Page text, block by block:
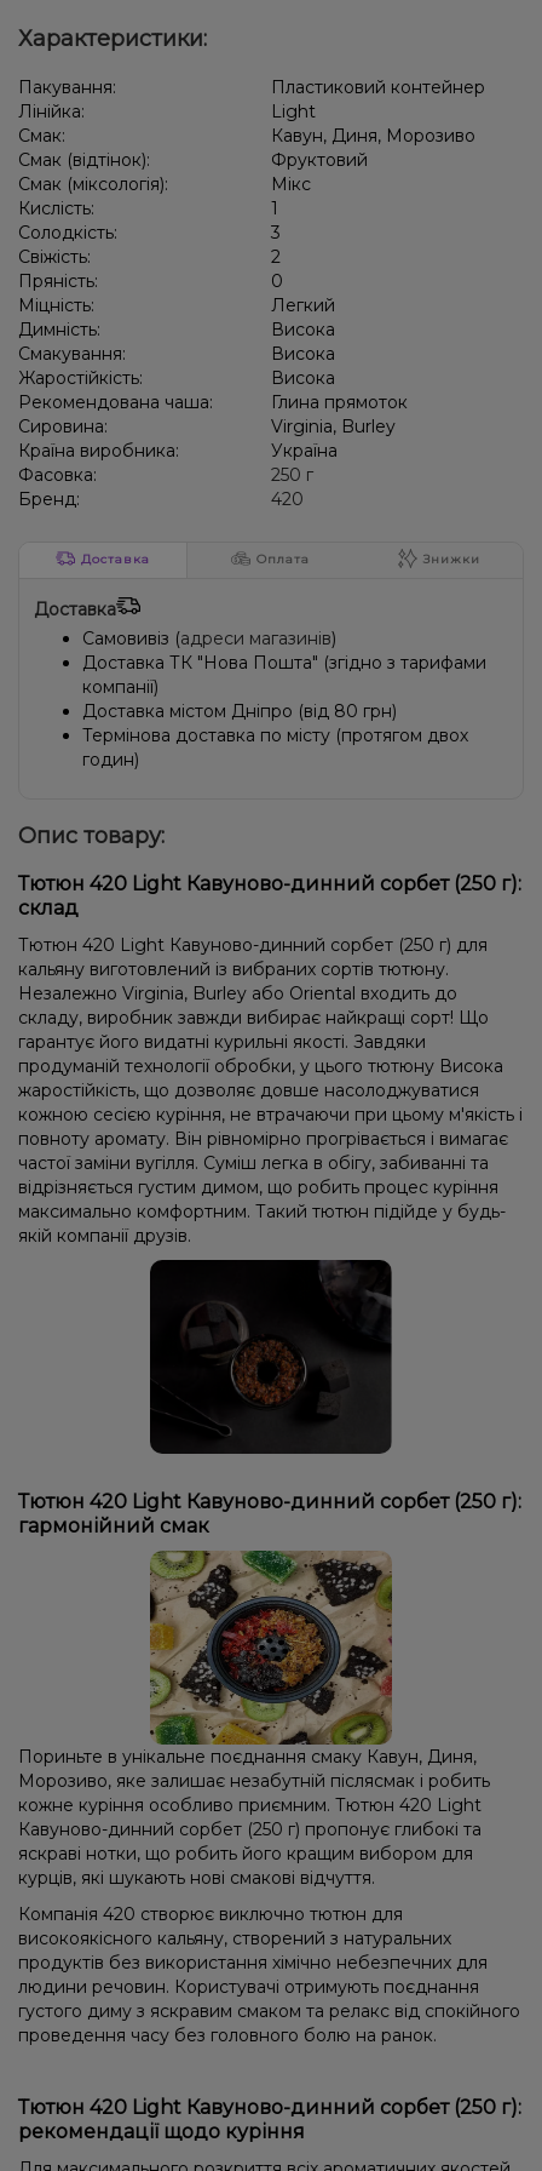
Характеристики:
Пакування:
Пластиковий контейнер
Лінійка:
Light
Смак:
Кавун, Диня, Морозиво
Смак (відтінок):
Фруктовий
Смак (міксологія):
Мікс
Кислість:
1
Солодкість:
3
Свіжість:
2
Пряність:
0
Міцність:
Легкий
Димність:
Висока
Смакування:
Висока
Жаростійкість:
Висока
Рекомендована чаша:
Глина прямоток
Сировина:
Virginia, Burley
Країна виробника:
Україна
Фасовка:
250 г
Бренд:
420
Доставка Оплата Знижки
Доставка
Самовивіз (адреси магазинів)
Доставка ТК "Нова Пошта" (згідно з тарифами
компанії)
Доставка містом Дніпро (від 80 грн)
Термінова доставка по місту (протягом двох
годин)
Опис товару:
Тютюн 420 Light Кавуново-динний сорбет (250 г):
склад
Тютюн 420 Light Кавуново-динний сорбет (250 г) для
кальяну виготовлений із вибраних сортів тютюну.
Незалежно Virginia, Burley або Oriental входить до
складу, виробник завжди вибирає найкращі сорт! Що
гарантує його видатні курильні якості. Завдяки
продуманій технології обробки, у цього тютюну Висока
жаростійкість, що дозволяє довше насолоджуватися
кожною сесією куріння, не втрачаючи при цьому м'якість і
повноту аромату. Він рівномірно прогрівається і вимагає
частої заміни вугілля. Суміш легка в обігу, забиванні та
відрізняється густим димом, що робить процес куріння
максимально комфортним. Такий тютюн підійде у будь-
якій компанії друзів.
Тютюн 420 Light Кавуново-динний сорбет (250 г):
гармонійний смак
Пориньте в унікальне поєднання смаку Кавун, Диня,
Морозиво, яке залишає незабутній післясмак і робить
кожне куріння особливо приємним. Тютюн 420 Light
Кавуново-динний сорбет (250 г) пропонує глибокі та
яскраві нотки, що робить його кращим вибором для
курців, які шукають нові смакові відчуття.
Компанія 420 створює виключно тютюн для
високоякісного кальяну, створений з натуральних
продуктів без використання хімічно небезпечних для
людини речовин. Користувачі отримують поєднання
густого диму з яскравим смаком та релакс від спокійного
проведення часу без головного болю на ранок.
Тютюн 420 Light Кавуново-динний сорбет (250 г):
рекомендації щодо куріння